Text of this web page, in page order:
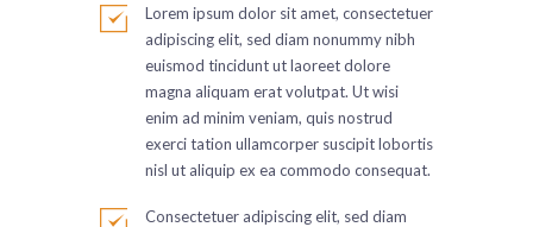
Lorem ipsum dolor sit amet, consectetuer
adipiscing elit, sed diam nonummy nibh
euismod tincidunt ut laoreet dolore
magna aliquam erat volutpat. Ut wisi
enim ad minim veniam, quis nostrud
exerci tation ullamcorper suscipit lobortis
nisl ut aliquip ex ea commodo consequat.
Consectetuer adipiscing elit, sed diam